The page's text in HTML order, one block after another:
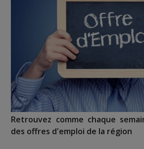
Retrouvez comme chaque
des offres d'emploi de la région